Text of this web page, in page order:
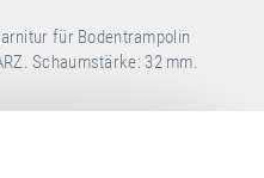
für Bodentrampolin
Schaumstärke: 32 mm.